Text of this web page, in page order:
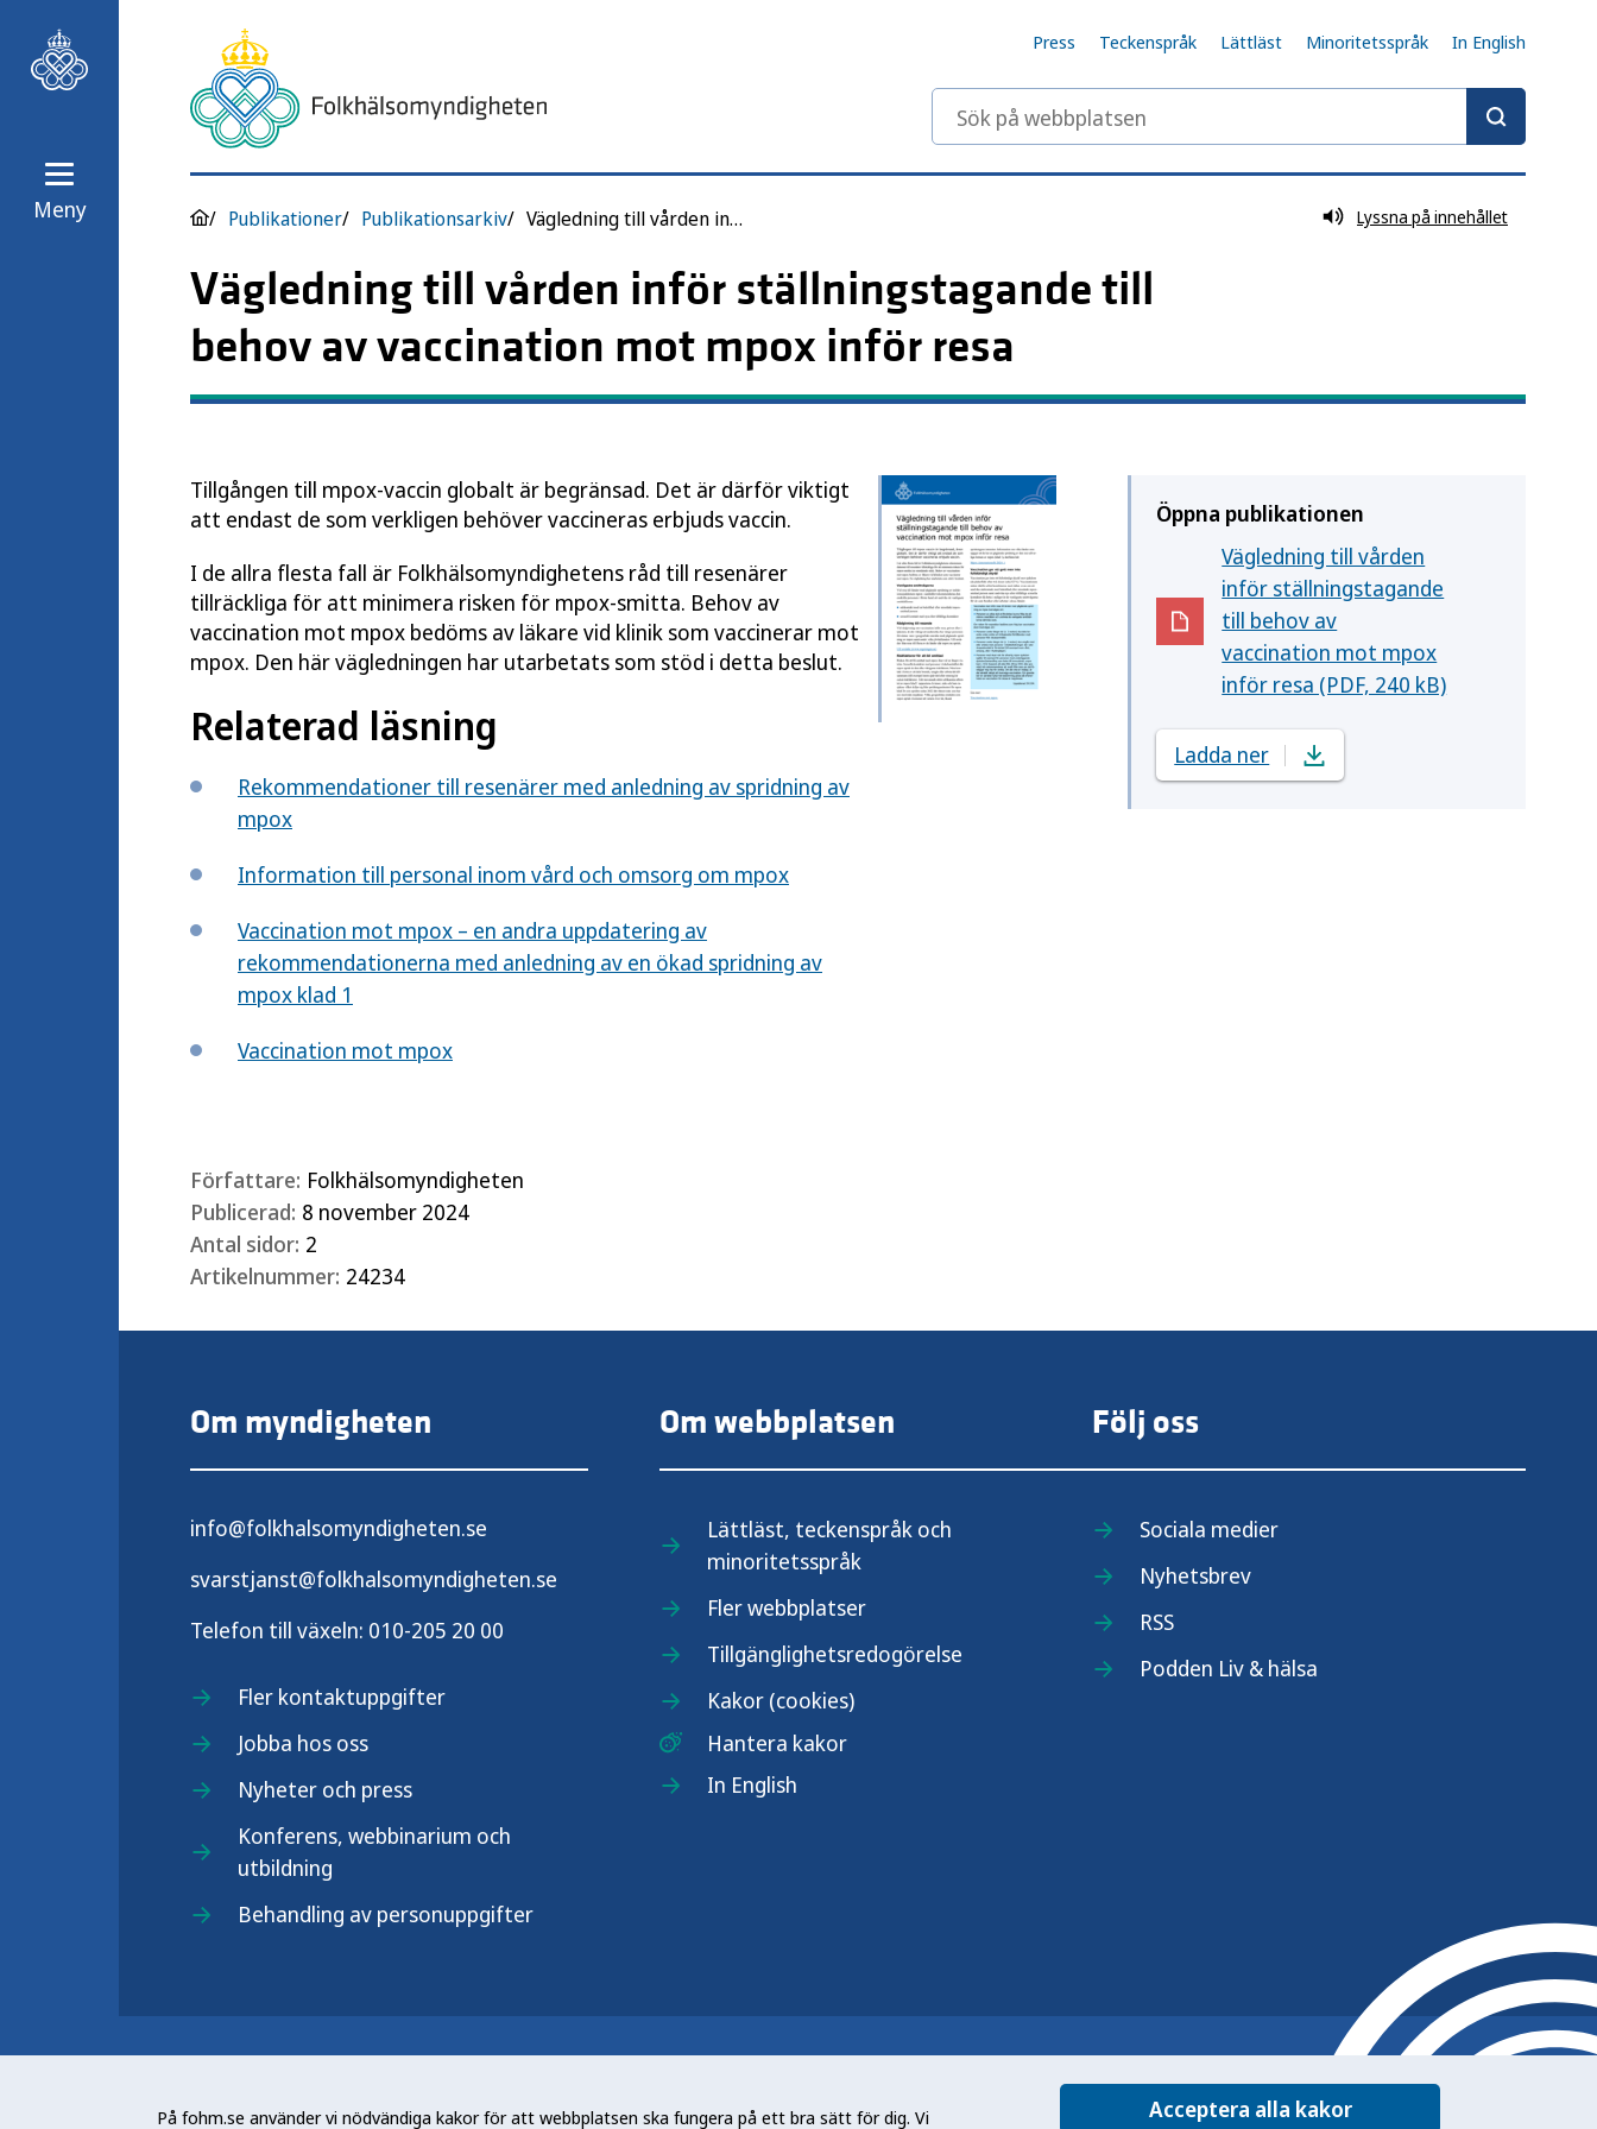
På fohm.se använder vi nödvändiga kakor för att webbplatsen ska fungera på ett bra sätt för dig. Vi Acceptera alla kakor
Meny
Press Teckenspråk Lättläst Minoritetsspråk In English
Sök på webbplatsen
Publikationer Publikationsarkiv Vägledning till vården inför ställningstagande till behov av vaccination mot mpox inför resa Lyssna på innehållet
Vägledning till vården inför ställningstagande till
behov av vaccination mot mpox inför resa
Tillgången till mpox-vaccin globalt är begränsad. Det är därför viktigt
att endast de som verkligen behöver vaccineras erbjuds vaccin.
I de allra flesta fall är Folkhälsomyndighetens råd till resenärer
tillräckliga för att minimera risken för mpox-smitta. Behov av
vaccination mot mpox bedöms av läkare vid klinik som vaccinerar mot
mpox. Den här vägledningen har utarbetats som stöd i detta beslut.
Relaterad läsning
Rekommendationer till resenärer med anledning av spridning av
mpox
Information till personal inom vård och omsorg om mpox
Vaccination mot mpox – en andra uppdatering av
rekommendationerna med anledning av en ökad spridning av
mpox klad 1
Vaccination mot mpox
Författare: Folkhälsomyndigheten
Publicerad: 8 november 2024
Antal sidor: 2
Artikelnummer: 24234
Öppna publikationen
Vägledning till vården
inför ställningstagande
till behov av
vaccination mot mpox
inför resa (PDF, 240 kB)
(Öppnas i nytt fönster)
Ladda ner
Om myndigheten
info@folkhalsomyndigheten.se
svarstjanst@folkhalsomyndigheten.se
Telefon till växeln: 010-205 20 00
Fler kontaktuppgifter
Jobba hos oss
Nyheter och press
Konferens, webbinarium och
utbildning
Behandling av personuppgifter
Om webbplatsen
Lättläst, teckenspråk och
minoritetsspråk
Fler webbplatser
Tillgänglighetsredogörelse
Kakor (cookies)
Hantera kakor
In English
Följ oss
Sociala medier
Nyhetsbrev
RSS
Podden Liv & hälsa
arbetar för en bättre folkhälsa. Det gör myndigheten genom att utveckla